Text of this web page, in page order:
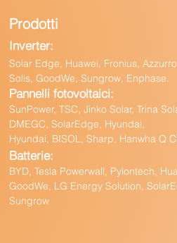
Prodotti
Inverter:
Solar Edge, Huawei, Fronius,
Solis, GoodWe, Sungrow, Enphase.
Pannelli fotovoltaici:
SunPower, TSC, Jinko Solar, Trina
DMEGC, SolarEdge, Hyundai,
Hyundai, BISOL, Sharp, Hanwha Q
Batterie:
BYD, Tesla Powerwall, Pylontech,
GoodWe, LG Energy Solution,
Sungrow